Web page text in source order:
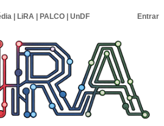
LiRA PALCO UnDF Entrar